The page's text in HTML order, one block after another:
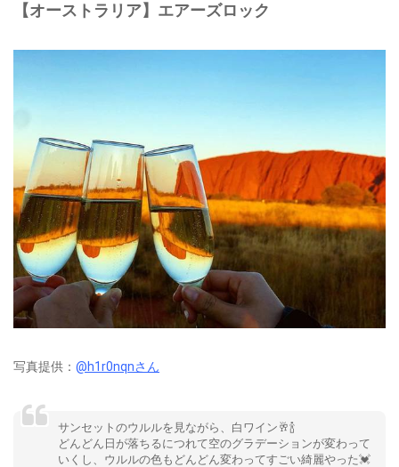
【オーストラリア】エアーズロック
写真提供： @h1r0nqnさん
サンセットのウルルを見ながら、白ワイン🥂🍾
どんどん日が落ちるにつれて空のグラデーションが変わって
いくし、ウルルの色もどんどん変わってすごい綺麗やった💓